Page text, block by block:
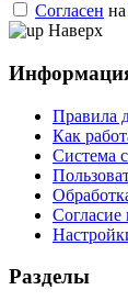
Согласен на
Наверх
Правила
Как
Система
Согласие
Разделы